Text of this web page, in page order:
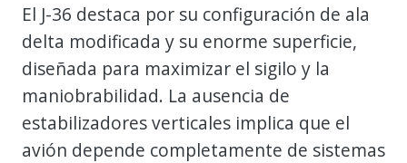
El J-36 destaca por su configuración de ala
delta modificada y su enorme superficie,
diseñada para maximizar el sigilo y la
maniobrabilidad. La ausencia de
estabilizadores verticales implica que el
avión depende completamente de sistemas